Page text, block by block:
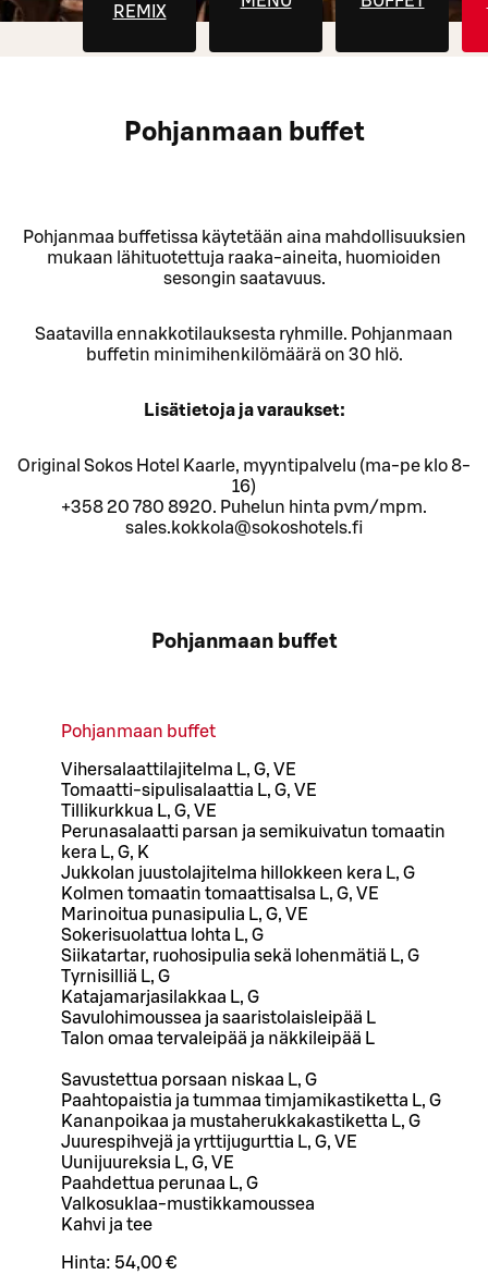
REMIX
Pohjanmaan buffet
Pohjanmaa buffetissa käytetään aina mahdollisuuksien
mukaan lähituotettuja raaka-aineita, huomioiden
sesongin saatavuus.
Saatavilla ennakkotilauksesta ryhmille. Pohjanmaan
buffetin minimihenkilömäärä on 30 hlö.
Lisätietoja ja varaukset:
Original Sokos Hotel Kaarle, myyntipalvelu (ma-pe klo 8-
16)
+358 20 780 8920. Puhelun hinta pvm/mpm.
sales.kokkola@sokoshotels.fi
Pohjanmaan buffet
Pohjanmaan buffet
Vihersalaattilajitelma L, G, VE
Tomaatti-sipulisalaattia L, G, VE
Tillikurkkua L, G, VE
Perunasalaatti parsan ja semikuivatun tomaatin
kera L, G, K
Jukkolan juustolajitelma hillokkeen kera L, G
Kolmen tomaatin tomaattisalsa L, G, VE
Marinoitua punasipulia L, G, VE
Sokerisuolattua lohta L, G
Siikatartar, ruohosipulia sekä lohenmätiä L, G
Tyrnisilliä L, G
Katajamarjasilakkaa L, G
Savulohimoussea ja saaristolaisleipää L
Talon omaa tervaleipää ja näkkileipää L
Savustettua porsaan niskaa L, G
Paahtopaistia ja tummaa timjamikastiketta L, G
Kananpoikaa ja mustaherukkakastiketta L, G
Juurespihvejä ja yrttijugurttia L, G, VE
Uunijuureksia L, G, VE
Paahdettua perunaa L, G
Valkosuklaa-mustikkamoussea
Kahvi ja tee
Hinta: 54,00 €